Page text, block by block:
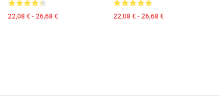
22,08 € - 26,68 € 22,08 € - 26,68 €